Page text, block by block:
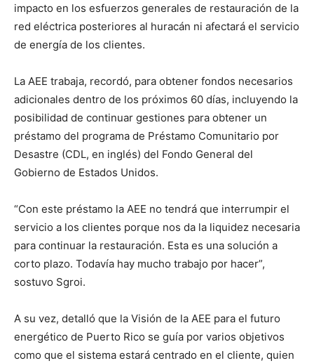
impacto en los esfuerzos generales de restauración de la
red eléctrica posteriores al huracán ni afectará el servicio
de energía de los clientes.
La AEE trabaja, recordó, para obtener fondos necesarios
adicionales dentro de los próximos 60 días, incluyendo la
posibilidad de continuar gestiones para obtener un
préstamo del programa de Préstamo Comunitario por
Desastre (CDL, en inglés) del Fondo General del
Gobierno de Estados Unidos.
“Con este préstamo la AEE no tendrá que interrumpir el
servicio a los clientes porque nos da la liquidez necesaria
para continuar la restauración. Esta es una solución a
corto plazo. Todavía hay mucho trabajo por hacer”,
sostuvo Sgroi.
A su vez, detalló que la Visión de la AEE para el futuro
energético de Puerto Rico se guía por varios objetivos
como que el sistema estará centrado en el cliente, quien